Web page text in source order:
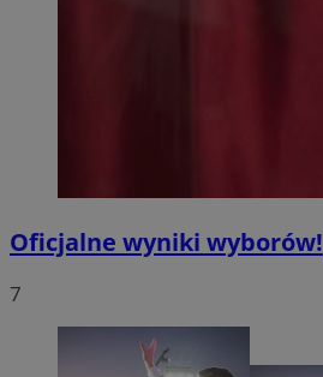
Oficjalne wyniki wyborów!
7